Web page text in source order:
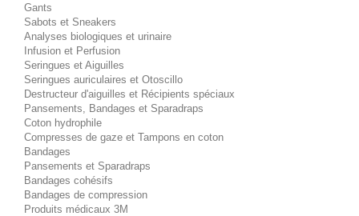
Gants
Sabots et Sneakers
Analyses biologiques et urinaire
Infusion et Perfusion
Seringues et Aiguilles
Seringues auriculaires et Otoscillo
Destructeur d'aiguilles et Récipients spéciaux
Pansements, Bandages et Sparadraps
Coton hydrophile
Compresses de gaze et Tampons en coton
Bandages
Pansements et Sparadraps
Bandages cohésifs
Bandages de compression
Produits médicaux 3M